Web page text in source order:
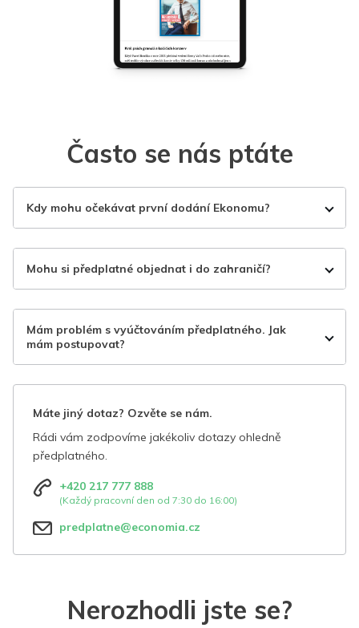
Často se nás ptáte
Kdy mohu očekávat první dodání Ekonomu?
Mohu si předplatné objednat i do zahraničí?
Mám problém s vyúčtováním předplatného. Jak
mám postupovat?
Máte jiný dotaz? Ozvěte se nám.
Rádi vám zodpovíme jakékoliv dotazy ohledně
předplatného.
+420 217 777 888
(Každý pracovní den od 7:30 do 16:00)
predplatne@economia.cz
Nerozhodli jste se?